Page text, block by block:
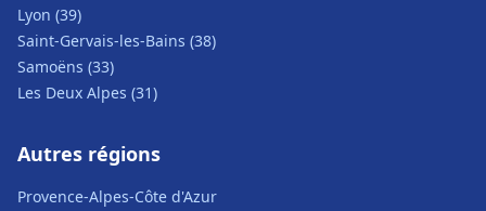
Lyon (39)
Saint-Gervais-les-Bains (38)
Samoëns (33)
Les Deux Alpes (31)
Autres régions
Provence-Alpes-Côte d'Azur